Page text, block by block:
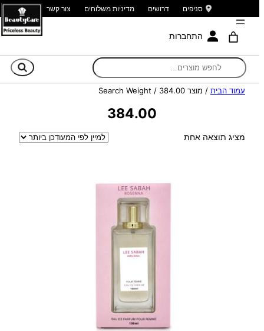
סניפים דרושים מדיניות משלוחים צור קשר
התחברות
עמוד הבית / מוצר Search Weight / 384.00
384.00
מציג תוצאה אחת